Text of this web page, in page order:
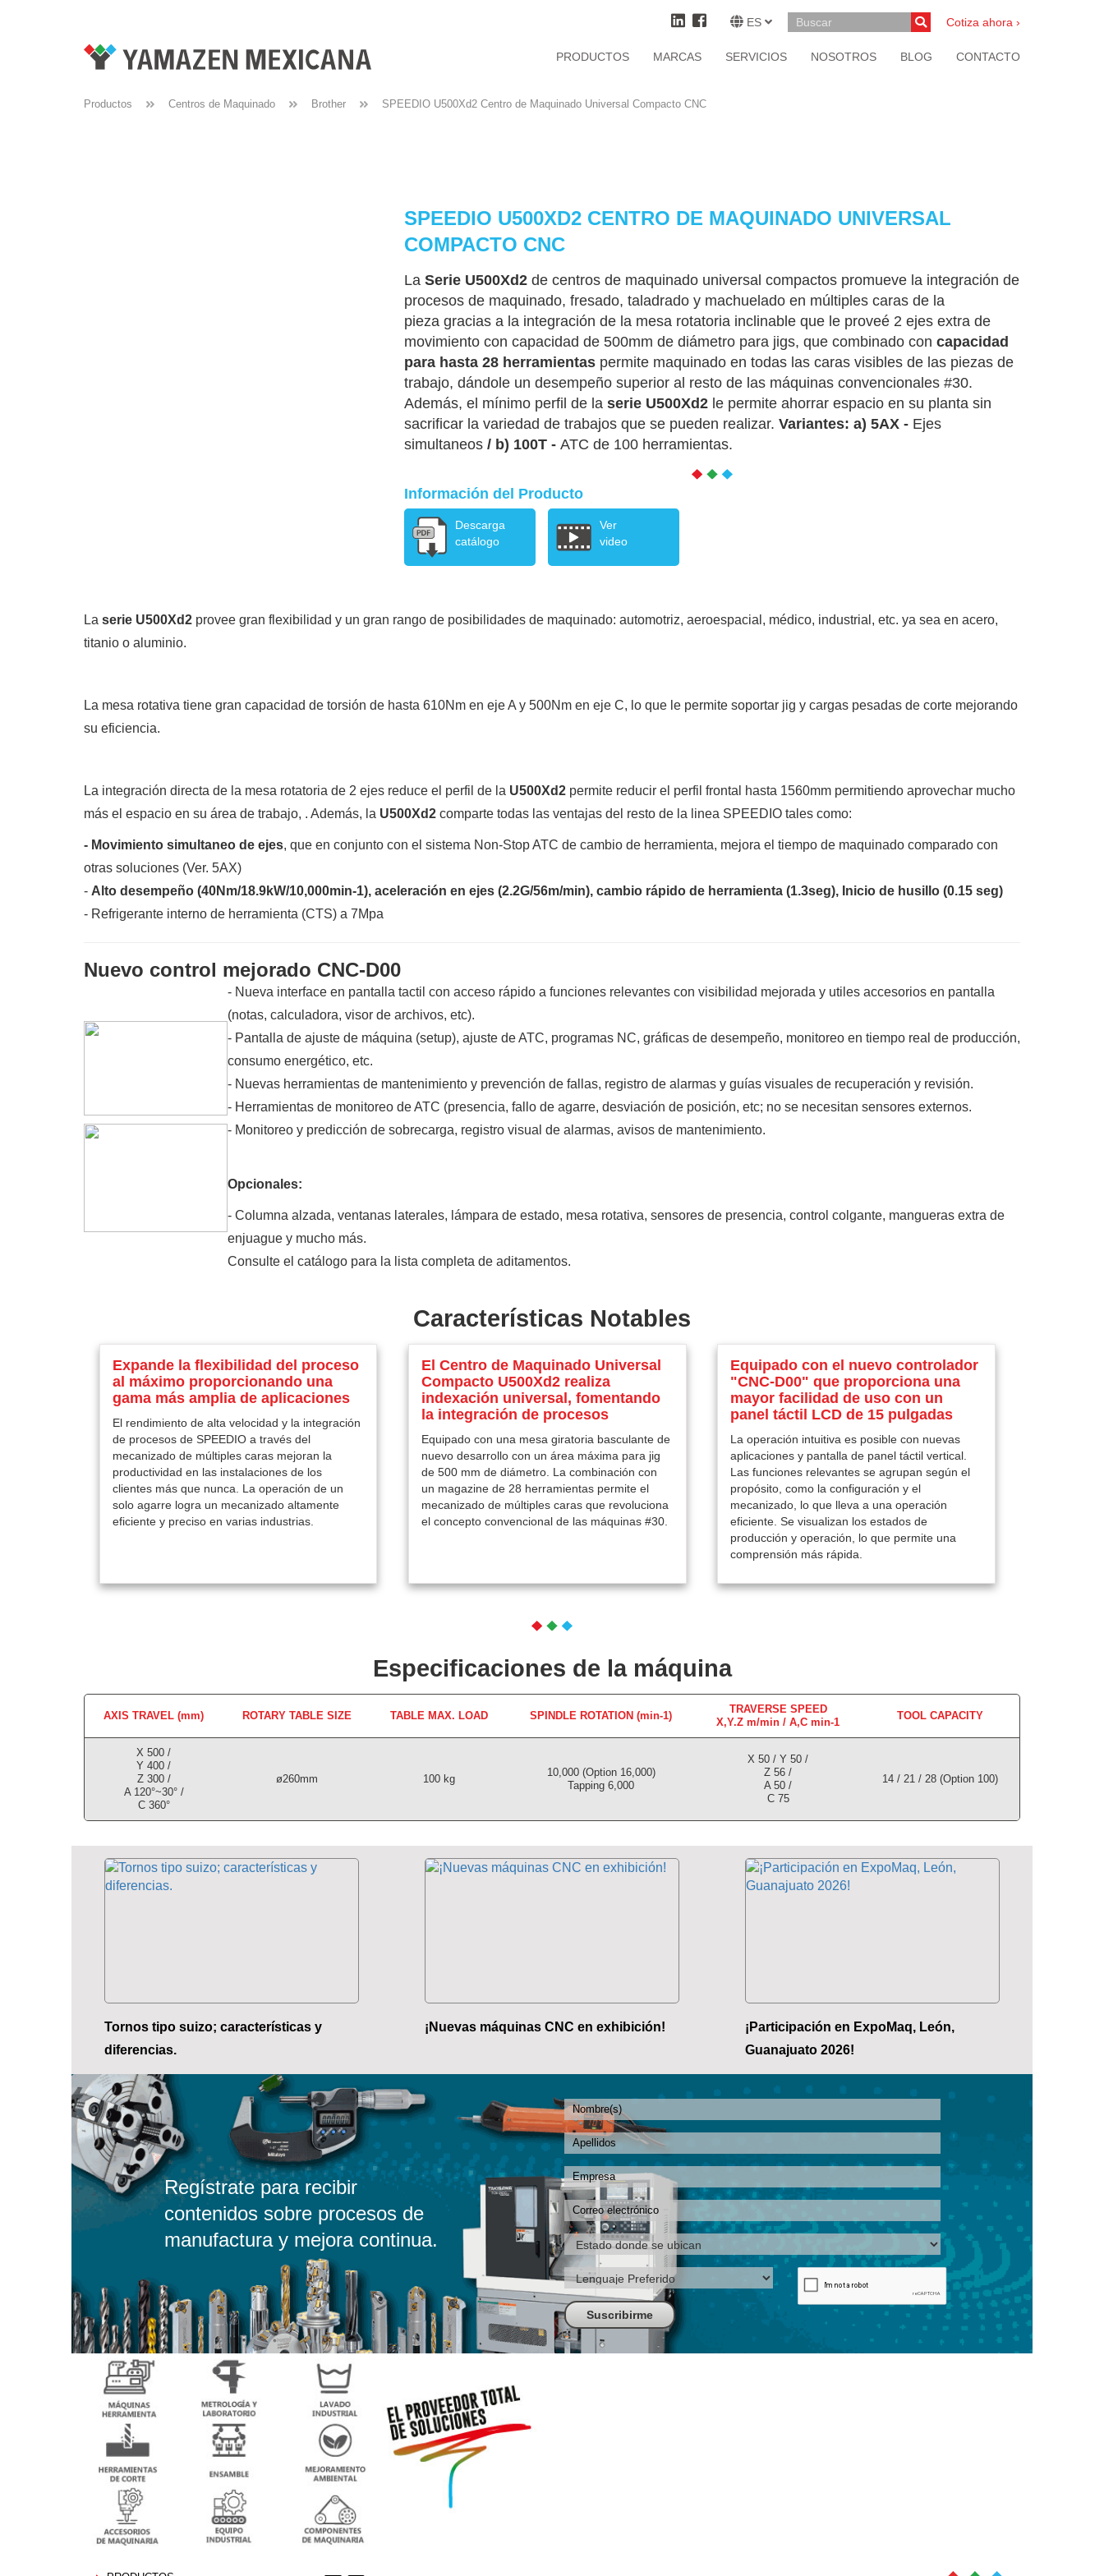
ES Cotiza ahora ›
PRODUCTOS MARCAS SERVICIOS NOSOTROS BLOG CONTACTO
Productos Centros de Maquinado Brother SPEEDIO U500Xd2 Centro de Maquinado Universal Compacto CNC
SPEEDIO U500XD2 CENTRO DE MAQUINADO UNIVERSAL
COMPACTO CNC
La Serie U500Xd2 de centros de maquinado universal compactos promueve la integración de
procesos de maquinado, fresado, taladrado y machuelado en múltiples caras de la
pieza gracias a la integración de la mesa rotatoria inclinable que le proveé 2 ejes extra de
movimiento con capacidad de 500mm de diámetro para jigs, que combinado con capacidad
para hasta 28 herramientas permite maquinado en todas las caras visibles de las piezas de
trabajo, dándole un desempeño superior al resto de las máquinas convencionales #30.
Además, el mínimo perfil de la serie U500Xd2 le permite ahorrar espacio en su planta sin
sacrificar la variedad de trabajos que se pueden realizar. Variantes: a) 5AX - Ejes
simultaneos / b) 100T - ATC de 100 herramientas.
Información del Producto
Descarga
catálogo
Ver
video
La serie U500Xd2 provee gran flexibilidad y un gran rango de posibilidades de maquinado: automotriz, aeroespacial, médico, industrial, etc. ya sea en acero,
titanio o aluminio.
La mesa rotativa tiene gran capacidad de torsión de hasta 610Nm en eje A y 500Nm en eje C, lo que le permite soportar jig y cargas pesadas de corte mejorando
su eficiencia.
La integración directa de la mesa rotatoria de 2 ejes reduce el perfil de la U500Xd2 permite reducir el perfil frontal hasta 1560mm permitiendo aprovechar mucho
más el espacio en su área de trabajo, . Además, la U500Xd2 comparte todas las ventajas del resto de la linea SPEEDIO tales como:
- Movimiento simultaneo de ejes, que en conjunto con el sistema Non-Stop ATC de cambio de herramienta, mejora el tiempo de maquinado comparado con
otras soluciones (Ver. 5AX)
- Alto desempeño (40Nm/18.9kW/10,000min-1), aceleración en ejes (2.2G/56m/min), cambio rápido de herramienta (1.3seg), Inicio de husillo (0.15 seg)
- Refrigerante interno de herramienta (CTS) a 7Mpa
Nuevo control mejorado CNC-D00
- Nueva interface en pantalla tactil con acceso rápido a funciones relevantes con visibilidad mejorada y utiles accesorios en pantalla
(notas, calculadora, visor de archivos, etc).
- Pantalla de ajuste de máquina (setup), ajuste de ATC, programas NC, gráficas de desempeño, monitoreo en tiempo real de producción,
consumo energético, etc.
- Nuevas herramientas de mantenimiento y prevención de fallas, registro de alarmas y guías visuales de recuperación y revisión.
- Herramientas de monitoreo de ATC (presencia, fallo de agarre, desviación de posición, etc; no se necesitan sensores externos.
- Monitoreo y predicción de sobrecarga, registro visual de alarmas, avisos de mantenimiento.
Opcionales:
- Columna alzada, ventanas laterales, lámpara de estado, mesa rotativa, sensores de presencia, control colgante, mangueras extra de
enjuague y mucho más.
Consulte el catálogo para la lista completa de aditamentos.
Características Notables
Expande la flexibilidad del proceso
al máximo proporcionando una
gama más amplia de aplicaciones
El rendimiento de alta velocidad y la integración
de procesos de SPEEDIO a través del
mecanizado de múltiples caras mejoran la
productividad en las instalaciones de los
clientes más que nunca. La operación de un
solo agarre logra un mecanizado altamente
eficiente y preciso en varias industrias.
El Centro de Maquinado Universal
Compacto U500Xd2 realiza
indexación universal, fomentando
la integración de procesos
Equipado con una mesa giratoria basculante de
nuevo desarrollo con un área máxima para jig
de 500 mm de diámetro. La combinación con
un magazine de 28 herramientas permite el
mecanizado de múltiples caras que revoluciona
el concepto convencional de las máquinas #30.
Equipado con el nuevo controlador
"CNC-D00" que proporciona una
mayor facilidad de uso con un
panel táctil LCD de 15 pulgadas
La operación intuitiva es posible con nuevas
aplicaciones y pantalla de panel táctil vertical.
Las funciones relevantes se agrupan según el
propósito, como la configuración y el
mecanizado, lo que lleva a una operación
eficiente. Se visualizan los estados de
producción y operación, lo que permite una
comprensión más rápida.
Especificaciones de la máquina
AXIS TRAVEL (mm) ROTARY TABLE SIZE TABLE MAX. LOAD SPINDLE ROTATION (min-1)
TRAVERSE SPEED
X,Y.Z m/min / A,C min-1
TOOL CAPACITY
X 500 /
Y 400 /
Z 300 /
A 120°~30° /
C 360°
ø260mm 100 kg
10,000 (Option 16,000)
Tapping 6,000
X 50 / Y 50 /
Z 56 /
A 50 /
C 75
14 / 21 / 28 (Option 100)
Tornos tipo suizo; características y
diferencias.
¡Nuevas máquinas CNC en exhibición!
¡Participación en ExpoMaq, León,
Guanajuato 2026!
Regístrate para recibir
contenidos sobre procesos de
manufactura y mejora continua.